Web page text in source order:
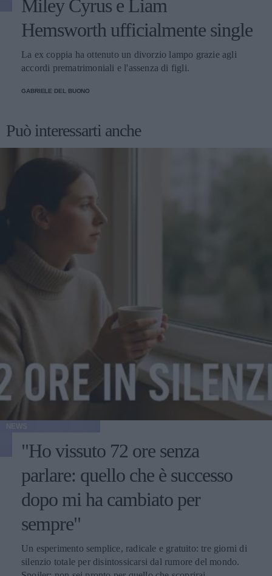
Miley Cyrus e Liam
Hemsworth ufficialmente single
La ex coppia ha ottenuto un divorzio lampo grazie agli
accordi prematrimoniali e l'assenza di figli.
GABRIELE DEL BUONO
Può interessarti anche
"Ho vissuto 72 ore senza
parlare: quello che è successo
dopo mi ha cambiato per
sempre"
Un esperimento semplice, radicale e gratuito: tre giorni di
silenzio totale per disintossicarsi dal rumore del mondo.